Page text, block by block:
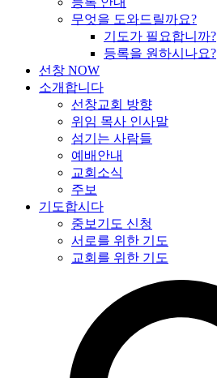
무엇을 도와드릴까요?
기도가 필요합니까?
등록을 원하시나요?
선창 NOW
소개합니다
선창교회 방향
위임 목사 인사말
섬기는 사람들
예배안내
교회소식
주보
기도합시다
중보기도 신청
서로를 위한 기도
교회를 위한 기도